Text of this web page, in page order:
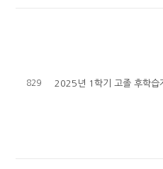
829 2025년 1학기 고졸 후학습